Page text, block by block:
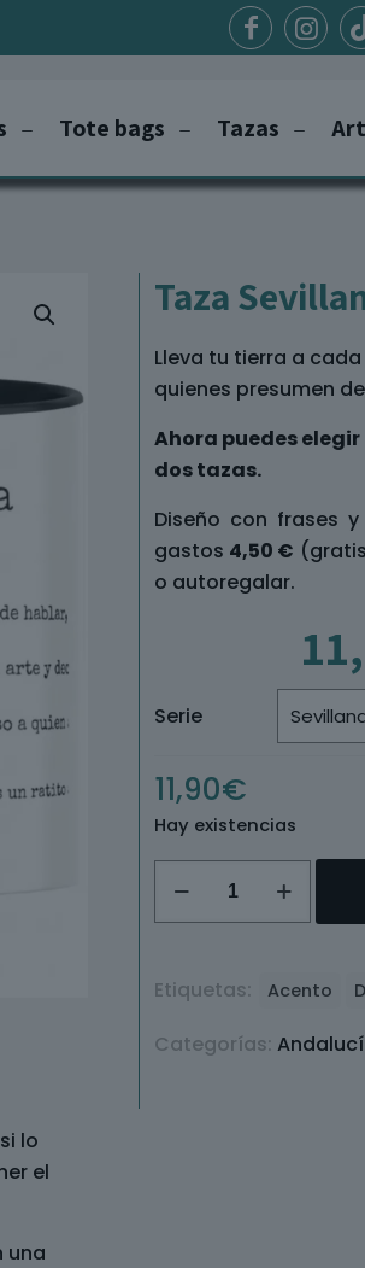
Tote bags Tazas
lo
el
una
Taza
Lleva tu tierra a
quienes presumen
Ahora puedes
dos tazas.
Diseño con frases
gastos 4,50 €
o autoregalar.
Serie
11,90€
Hay existencias
Sevillana
cantidad
Etiquetas: Acento
Categorías: